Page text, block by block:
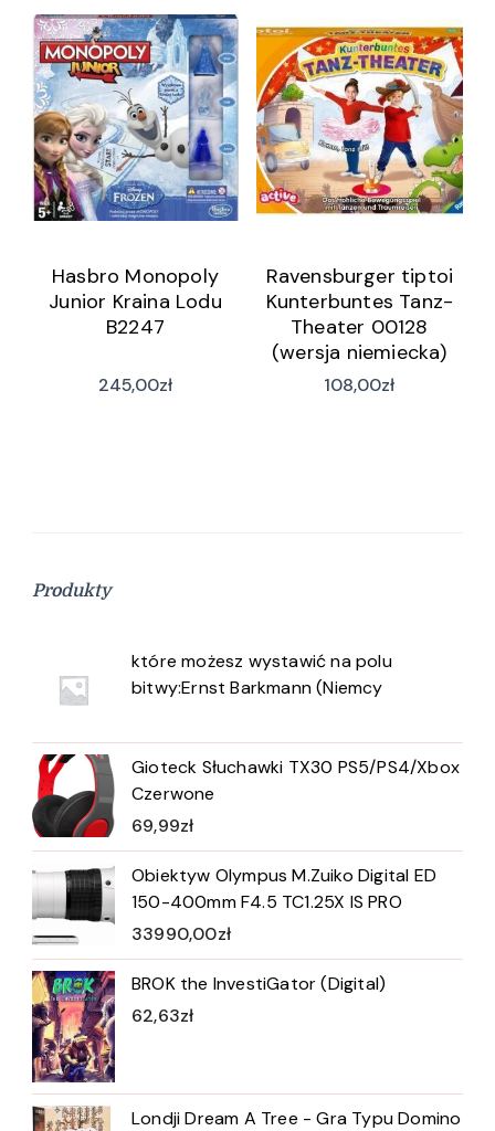
Hasbro Monopoly
Junior Kraina Lodu
B2247
245,00zł
Ravensburger tiptoi
Kunterbuntes Tanz-
Theater 00128
(wersja niemiecka)
108,00zł
Produkty
które możesz wystawić na polu
bitwy:Ernst Barkmann (Niemcy
Gioteck Słuchawki TX30 PS5/PS4/Xbox
Czerwone
69,99zł
Obiektyw Olympus M.Zuiko Digital ED
150-400mm F4.5 TC1.25X IS PRO
33990,00zł
BROK the InvestiGator (Digital)
62,63zł
Londji Dream A Tree - Gra Typu Domino